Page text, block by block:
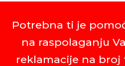
Potrebna ti je
na raspolaganju
reklamacije na broj